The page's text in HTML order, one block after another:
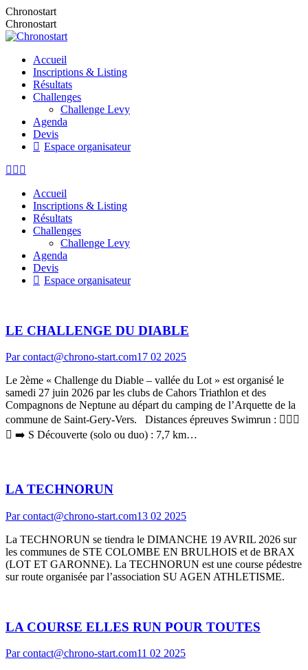
Chronostart
Chronostart
Accueil
Inscriptions & Listing
Résultats
Challenges
Challenge Levy
Agenda
Devis
Espace organisateur
Accueil
Inscriptions & Listing
Résultats
Challenges
Challenge Levy
Agenda
Devis
Espace organisateur
LE CHALLENGE DU DIABLE
Parcontact@chrono-start.com17 02 2025
Le 2ème « Challenge du Diable – vallée du Lot » est organisé le
samedi 27 juin 2026 par les clubs de Cahors Triathlon et des
Compagnons de Neptune au départ du camping de l’Arquette de la
commune de Saint-Gery-Vers. Distances épreuves Swimrun : 🏊🏻‍♂️
🏃 ➡️ S Découverte (solo ou duo) : 7,7 km…
LA TECHNORUN
Parcontact@chrono-start.com13 02 2025
La TECHNORUN se tiendra le DIMANCHE 19 AVRIL 2026 sur
les communes de STE COLOMBE EN BRULHOIS et de BRAX
(LOT ET GARONNE). La TECHNORUN est une course pédestre
sur route organisée par l’association SU AGEN ATHLETISME.
LA COURSE ELLES RUN POUR TOUTES
Parcontact@chrono-start.com11 02 2025